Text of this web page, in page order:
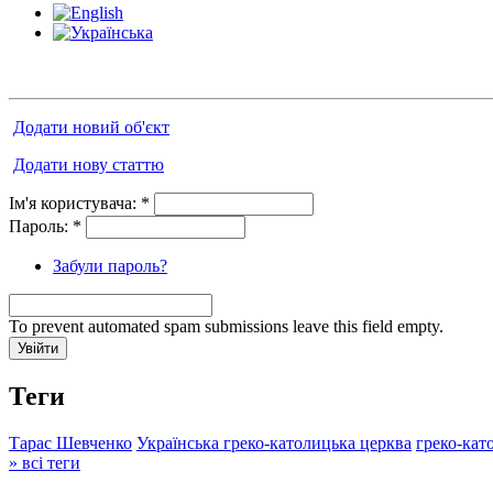
Додати новий об'єкт
Додати нову статтю
Ім'я користувача: *
Пароль: *
Забули пароль?
To prevent automated spam submissions leave this field empty.
Теги
Тарас Шевченко Українська греко-католицька церква греко-
» всі теги